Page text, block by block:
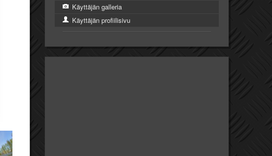
Käyttäjän galleria
Käyttäjän profiilisivu